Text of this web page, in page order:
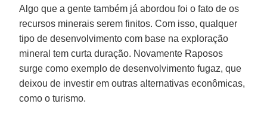
Algo que a gente também já abordou foi o fato de os
recursos minerais serem finitos. Com isso, qualquer
tipo de desenvolvimento com base na exploração
mineral tem curta duração. Novamente Raposos
surge como exemplo de desenvolvimento fugaz, que
deixou de investir em outras alternativas econômicas,
como o turismo.